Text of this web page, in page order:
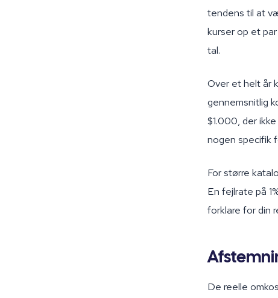
tendens til at
kurser op et
tal.
Over et helt år
gennemsnitlig
$1.000, der
nogen specifik
For større
En fejlrate på
forklare for din
De reelle